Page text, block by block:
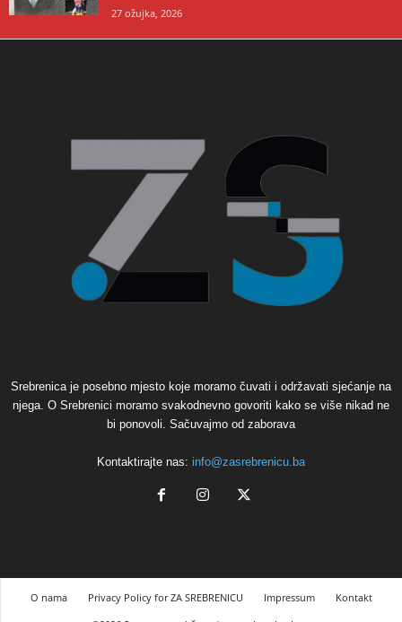
27 ožujka, 2026
Srebrenica je posebno mjesto koje moramo čuvati i održavati sjećanje na
njega. O Srebrenici moramo svakodnevno govoriti kako se više nikad ne
bi ponovoli. Sačuvajmo od zaborava
Kontaktirajte nas: info@zasrebrenicu.ba
O nama Privacy Policy for ZA SREBRENICU Impressum
Kontakt